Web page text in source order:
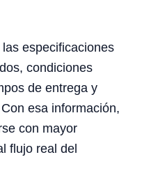
especificaciones
condiciones
de entrega y
esa información,
con mayor
flujo real del